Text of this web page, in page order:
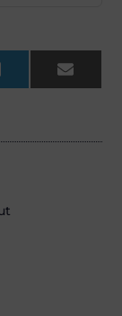
LinkedInEmail